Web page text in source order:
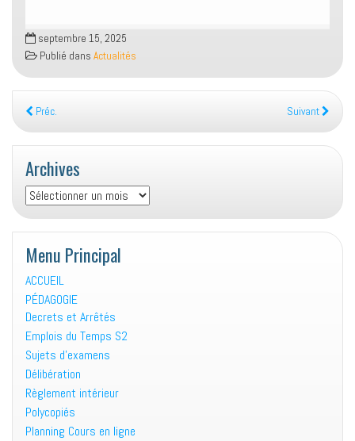
septembre 15, 2025
Publié dans Actualités
Préc. Suivant
Archives
Archives
Menu Principal
ACCUEIL
PÉDAGOGIE
Decrets et Arrêtés
Emplois du Temps S2
Sujets d’examens
Délibération
Règlement intérieur
Polycopiés
Planning Cours en ligne